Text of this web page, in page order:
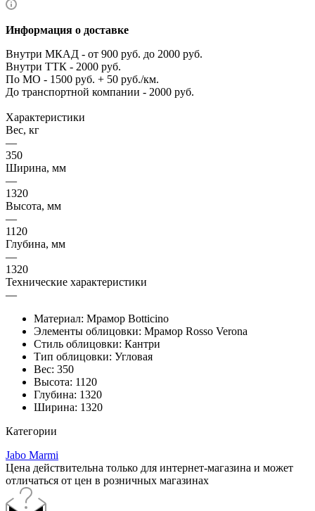
Информация о доставке
Внутри МКАД - от 900 руб. до 2000 руб.
Внутри ТТК - 2000 руб.
По МО - 1500 руб. + 50 руб./км.
До транспортной компании - 2000 руб.
Характеристики
Вес, кг
—
350
Ширина, мм
—
1320
Высота, мм
—
1120
Глубина, мм
—
1320
Технические характеристики
—
Материал: Мрамор Botticino
Элементы облицовки: Мрамор Rosso Verona
Стиль облицовки: Кантри
Тип облицовки: Угловая
Вес: 350
Высота: 1120
Глубина: 1320
Ширина: 1320
Категории
Jabo Marmi
Цена действительна только для интернет-магазина и может
отличаться от цен в розничных магазинах